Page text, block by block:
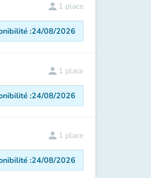
person 1 place
:24/08/2026
person 1 place
:24/08/2026
person 1 place
:24/08/2026